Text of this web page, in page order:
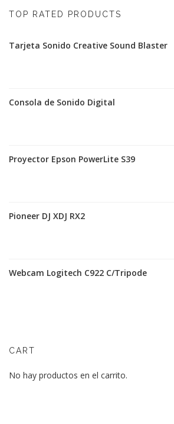
TOP RATED PRODUCTS
Tarjeta Sonido Creative Sound Blaster
Consola de Sonido Digital
Proyector Epson PowerLite S39
Pioneer DJ XDJ RX2
Webcam Logitech C922 C/Tripode
CART
No hay productos en el carrito.